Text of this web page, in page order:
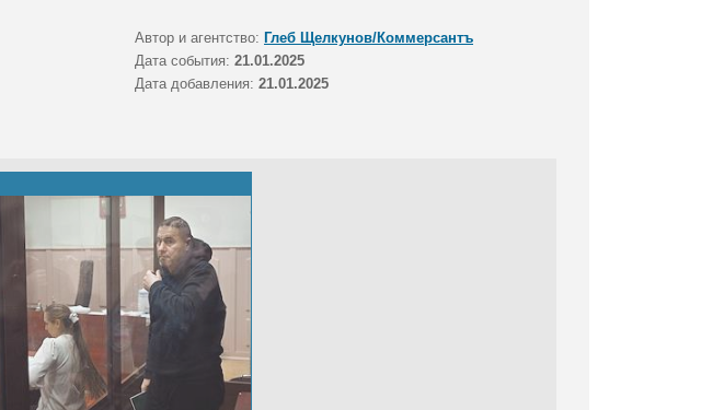
Автор и агентство: Глеб Щелкунов/Коммерсантъ
Дата события: 21.01.2025
Дата добавления: 21.01.2025